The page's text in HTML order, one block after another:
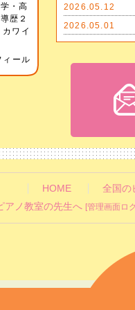
・高
歴２
ワイ
ィール
2026.05.12
2026.05.01
HOME 全国の
アノ教室の先生へ [管理画面ロ